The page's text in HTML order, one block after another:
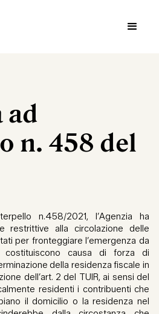
ad
n. 458 del
n.458/2021, l’Agenzia ha
restrittive alla circolazione delle
per fronteggiare l’emergenza da
costituiscono causa di forza di
della residenza fiscale in
dell’art. 2 del TUIR, ai sensi del
residenti i contribuenti che
il domicilio o la residenza nel